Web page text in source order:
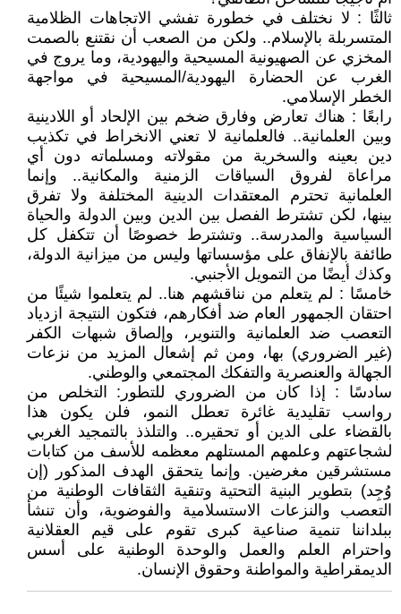
ثالثًا : لا نختلف في خطورة تفشي الاتجاهات الظلامية
المتسربلة بالإسلام.. ولكن من الصعب أن نقتنع بالصمت
المخزي عن الصهيونية المسيحية واليهودية، وما يروج في
الغرب عن الحضارة اليهودية/المسيحية في مواجهة
الخطر الإسلامي.
رابعًا : هناك تعارض وفارق ضخم بين الإلحاد أو اللادينية
وبين العلمانية.. فالعلمانية لا تعني الانخراط في تكذيب
دين بعينه والسخرية من مقولاته ومسلماته دون أي
مراعاة لفروق السياقات الزمنية والمكانية.. وإنما
العلمانية تحترم المعتقدات الدينية المختلفة ولا تفرق
بينها، لكن تشترط الفصل بين الدين وبين الدولة والحياة
السياسية والمدرسة.. وتشترط خصوصًا أن تتكفل كل
طائفة بالإنفاق على مؤسساتها وليس من ميزانية الدولة،
وكذك أيضًا من التمويل الأجنبي.
خامسًا : لم يتعلم من نناقشهم هنا.. لم يتعلموا شيئًا من
احتقان الجمهور العام ضد أفكارهم، فتكون النتيجة ازدياد
التعصب ضد العلمانية والتنوير، وإلصاق شبهات الكفر
(غير الضروري) بها، ومن ثم إشعال المزيد من نزعات
الجهالة والعنصرية والتفكك المجتمعي والوطني.
سادسًا : إذا كان من الضروري للتطور: التخلص من
رواسب تقليدية غائرة تعطل النمو، فلن يكون هذا
بالقضاء على الدين أو تحقيره.. والتلذذ بالتمجيد الغربي
لشجاعتهم وعلمهم المستلهم معظمه للأسف من كتابات
مستشرقين مغرضين. وإنما يتحقق الهدف المذكور (إن
وُجِد) بتطوير البنية التحتية وتنقية الثقافات الوطنية من
التعصب والنزعات الاستسلامية والفوضوية، وأن تنشأ
ببلداننا تنمية صناعية كبرى تقوم على قيم العقلانية
واحترام العلم والعمل والوحدة الوطنية على أسس
الديمقراطية والمواطنة وحقوق الإنسان.